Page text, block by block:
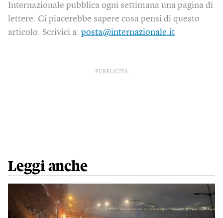
Internazionale pubblica ogni settimana una pagina di
lettere. Ci piacerebbe sapere cosa pensi di questo
articolo. Scrivici a: posta@internazionale.it
PUBBLICITÀ
Leggi anche